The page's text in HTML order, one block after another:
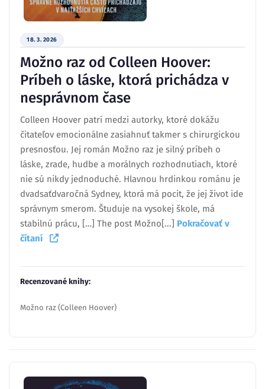
18. 3. 2026
Možno raz od Colleen Hoover:
Príbeh o láske, ktorá prichádza v
nesprávnom čase
Colleen Hoover patrí medzi autorky, ktoré dokážu
čitateľov emocionálne zasiahnuť takmer s chirurgickou
presnosťou. Jej román Možno raz je silný príbeh o
láske, zrade, hudbe a morálnych rozhodnutiach, ktoré
nie sú nikdy jednoduché. Hlavnou hrdinkou románu je
dvadsaťdvaročná Sydney, ktorá má pocit, že jej život ide
správnym smerom. Študuje na vysokej škole, má
stabilnú prácu, […] The post Možno[...] Pokračovať v
čítaní
Recenzované knihy:
Možno raz (Colleen Hoover)